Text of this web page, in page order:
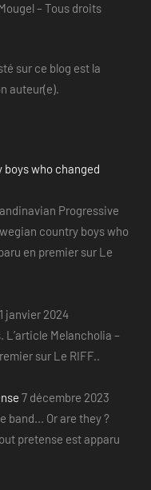
– Tous droits
sur ce blog est la
auteur(e).
who changed
Progressive
country boys who
en premier sur Le
janvier 2024
Melancholia –
sur Le RIFF..
7 décembre 2023
band... Or are they ?
pretense est apparu